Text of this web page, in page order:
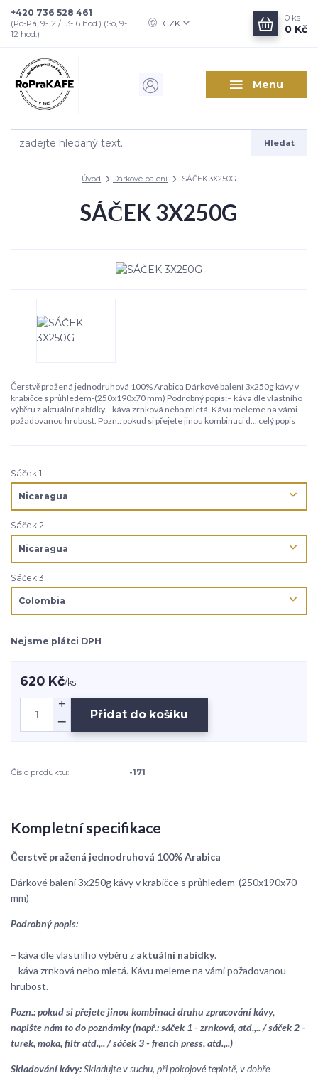
Menu
CZK
Hledat
+420 736 528 461
(Po-Pá, 9-12 / 13-16 hod.) (So, 9-
12 hod.)
0 ks
0 Kč
Úvod Dárkové balení SÁČEK 3X250G
SÁČEK 3X250G
Čerstvě pražená jednodruhová 100% Arabica Dárkové balení 3x250g kávy v
krabičce s průhledem-(250x190x70 mm) Podrobný popis:– káva dle vlastního
výběru z aktuální nabídky.– káva zrnková nebo mletá. Kávu meleme na vámi
požadovanou hrubost. Pozn.: pokud si přejete jinou kombinaci d... celý popis
Sáček 1
Sáček 2
Sáček 3
Nejsme plátci DPH
620 Kč/ks
Přidat do košíku
Číslo produktu: -171
Kompletní specifikace
Čerstvě pražená jednodruhová 100% Arabica
Dárkové balení 3x250g kávy v krabičce s průhledem-(250x190x70
mm)
Podrobný popis:
– káva dle vlastního výběru z aktuální nabídky.
– káva zrnková nebo mletá. Kávu meleme na vámi požadovanou
hrubost.
Pozn.: pokud si přejete jinou kombinaci druhu zpracování kávy,
napište nám to do poznámky (např.: sáček 1 - zrnková, atd.,.. / sáček 2 -
turek, moka, filtr atd.,.. / sáček 3 - french press, atd.,..)
Skladování kávy:Skladujte v suchu, při pokojové teplotě, v dobře